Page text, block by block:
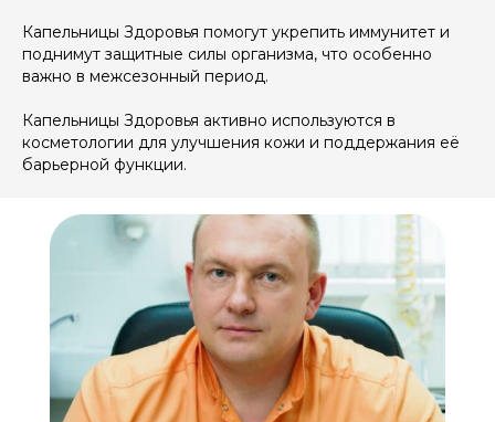
Капельницы Здоровья помогут укрепить иммунитет и
поднимут защитные силы организма, что особенно
важно в межсезонный период.
Капельницы Здоровья активно используются в
косметологии для улучшения кожи и поддержания её
барьерной функции.